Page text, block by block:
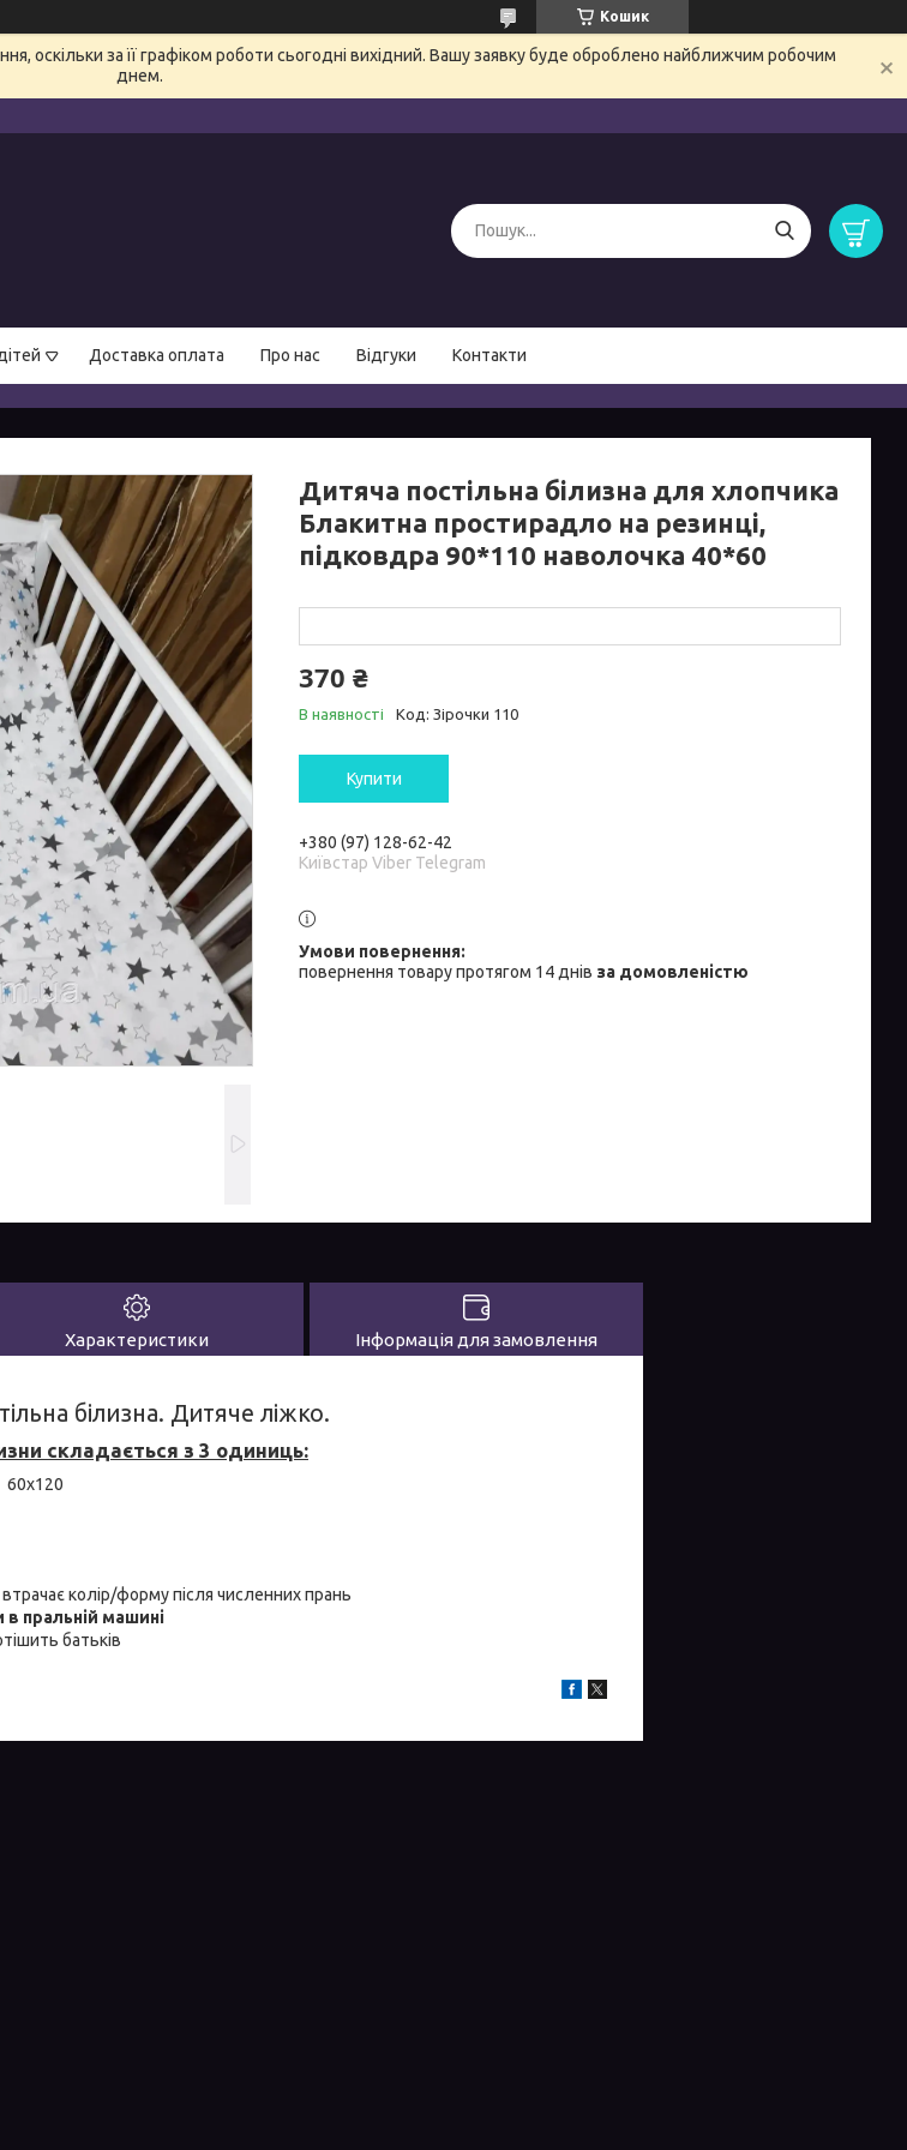
Кошик
оскільки за її графіком роботи сьогодні вихідний. Вашу заявку буде оброблено найближчим робочим
днем.
Доставка оплата Про нас Відгуки Контакти
Дитяча постільна білизна для хлопчика
Блакитна простирадло на резинці,
підковдра 90*110 наволочка 40*60
370 ₴
В наявності Код: Зірочки 110
Купити
+380 (97) 128-62-42
Київстар Viber Telegram
повернення товару протягом 14 днів за домовленістю
Характеристики Інформація для замовлення
білизна. Дитяче ліжко.
складається з 3 одиниць:
60х120
колір/форму після численних прань
в пральній машині
батьків